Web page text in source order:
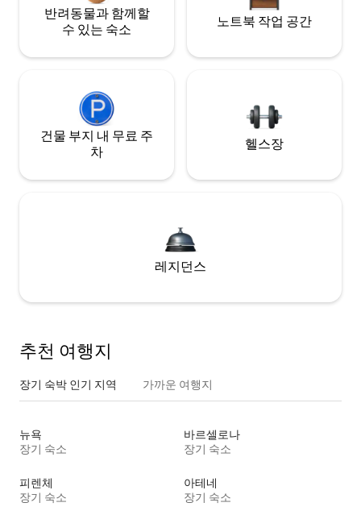
반려동물과 함께할
수 있는 숙소
노트북 작업 공간
건물 부지 내 무료 주
차
헬스장
레지던스
추천 여행지
장기 숙박 인기 지역 가까운 여행지
뉴욕
장기 숙소
바르셀로나
장기 숙소
피렌체
장기 숙소
아테네
장기 숙소